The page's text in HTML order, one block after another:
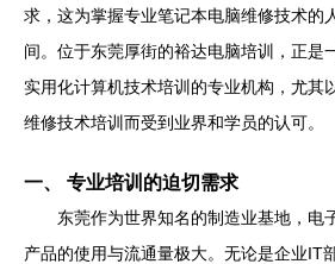
求，这为掌握专业笔记本电脑维修技术的
间。位于东莞厚街的裕达电脑培训，正是
实用化计算机技术培训的专业机构，尤其
维修技术培训而受到业界和学员的认可。
一、 专业培训的迫切需求
东莞作为世界知名的制造业基地，电
产品的使用与流通量极大。无论是企业IT